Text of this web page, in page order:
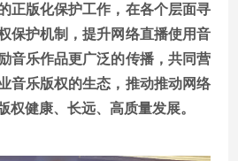
正版化保护工作，在各个层面寻
保护机制，提升网络直播使用音
音乐作品更广泛的传播，共同营
音乐版权的生态，推动推动网络
权健康、长远、高质量发展。